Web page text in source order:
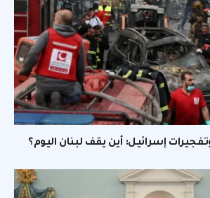
إسرائيل: أين يقف لبنان اليوم؟